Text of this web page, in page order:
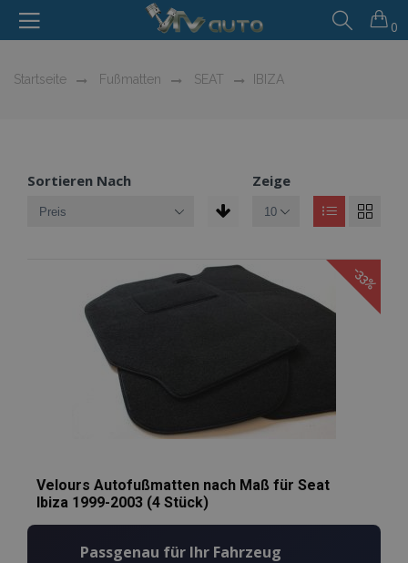
0
Startseite Fußmatten SEAT IBIZA
Sortieren Nach Zeige
-33%
Velours Autofußmatten nach Maß für Seat
Ibiza 1999-2003 (4 Stück)
Passgenau für Ihr Fahrzeug